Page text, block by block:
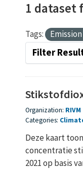
1 dataset
Tags: Emission
Filter
Organization: RIVM
Categories:
Deze kaart
concentratie
2021 op basis